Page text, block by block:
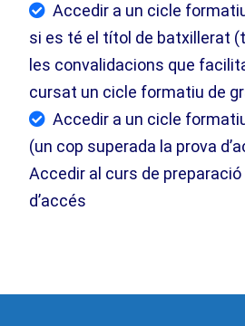
Accedir a un cicle
si es té el títol de batxillerat
les convalidacions que
cursat un cicle formatiu de
Accedir a un cicle
(un cop superada la prova
Accedir al curs de
d’accés